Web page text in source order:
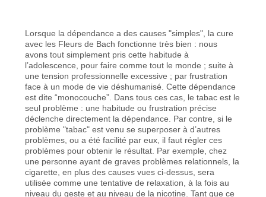
Lorsque la dépendance a des causes "simples", la cure
avec les Fleurs de Bach fonctionne très bien : nous
avons tout simplement pris cette habitude à
l’adolescence, pour faire comme tout le monde ; suite à
une tension professionnelle excessive ; par frustration
face à un mode de vie déshumanisé. Cette dépendance
est dite “monocouche”. Dans tous ces cas, le tabac est le
seul problème : une habitude ou frustration précise
déclenche directement la dépendance. Par contre, si le
problème "tabac" est venu se superposer à d’autres
problèmes, ou a été facilité par eux, il faut régler ces
problèmes pour obtenir le résultat. Par exemple, chez
une personne ayant de graves problèmes relationnels, la
cigarette, en plus des causes vues ci-dessus, sera
utilisée comme une tentative de relaxation, à la fois au
niveau du geste et au niveau de la nicotine. Tant que ce